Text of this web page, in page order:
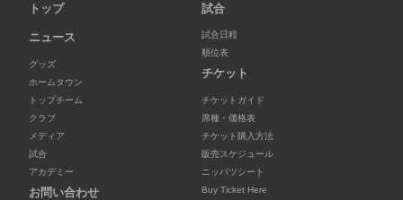
トップ
ニュース
グッズ
ホームタウン
トップチーム
クラブ
メディア
試合
アカデミー
お問い合わせ
試合
試合日程
順位表
チケット
チケットガイド
席種・価格表
チケット購入方法
販売スケジュール
ニッパツシート
Buy Ticket Here